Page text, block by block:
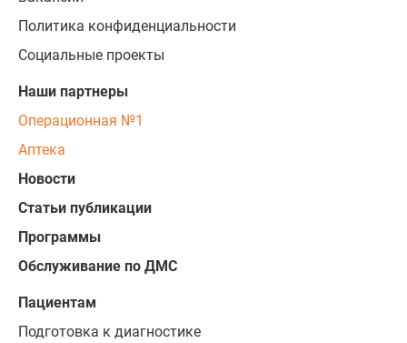
Политика конфиденциальности
Социальные проекты
Наши партнеры
Операционная №1
Аптека
Новости
Статьи публикации
Программы
Обслуживание по ДМС
Пациентам
Подготовка к диагностике